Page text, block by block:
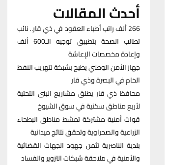
أحدث المقالات
266 ألف راتب أطباء العقود في ذي قار.. نائب
تطالب الصحة بتطبيق توجيه الـ600 ألف
وإعادة مخصصات الإعاشة
جهاز الأمن الوطني يطيح بشبكة لتهريب النفط
الخام في البصرة وذي قار
محافظ ذي قار يطلق مشاريع البنى التحتية
لأربع مناطق سكنية في سوق الشيوخ
قوات أمنية مشتركة تمشط مناطق البطحاء
الزراعية والصحراوية وتحقق نتائج ميدانية
بلدية الناصرية تثمن جهود الجهات القضائية
والأمنية في ملاحقة شبكات التزوير والفساد